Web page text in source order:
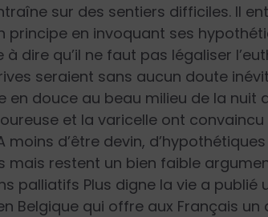
sur des sentiers difficiles. Il
principe en invoquant ses
dire qu’il ne faut pas légaliser
seraient sans aucun doute
douce au beau milieu de la nuit
et la varicelle ont convaincu
d’être devin, d’hypothétiques
restent un bien faible
palliatifs Plus digne la vie a publié
Belgique qui offre aux Français